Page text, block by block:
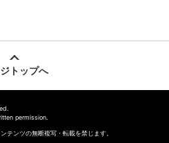
トップへ
permission.
テンツの無断複写・転載を禁じます。